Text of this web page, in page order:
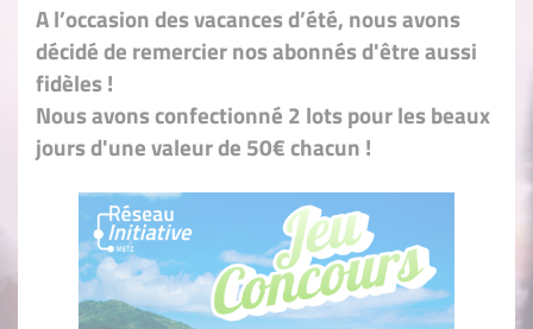
A l’occasion des vacances d’été, nous avons
décidé de remercier nos abonnés d'être aussi
fidèles !
Nous avons confectionné 2 lots pour les beaux
jours d'une valeur de 50€ chacun !